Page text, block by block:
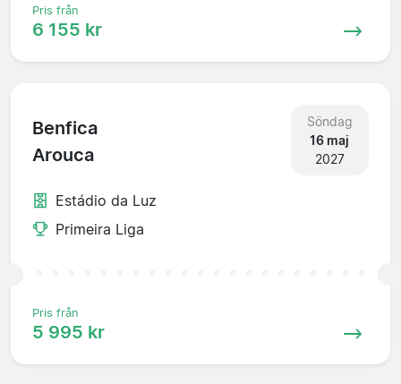
Pris från
6 155 kr
Benfica
Arouca
Söndag
16 maj
2027
Estádio da Luz
Primeira Liga
Pris från
5 995 kr